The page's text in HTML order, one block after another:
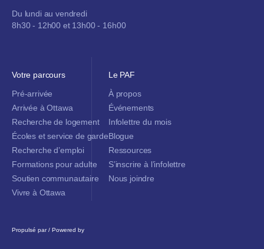
Du lundi au vendredi
8h30 - 12h00 et 13h00 - 16h00
Votre parcours
Pré-arrivée
Arrivée à Ottawa
Recherche de logement
Écoles et service de garde
Recherche d’emploi
Formations pour adulte
Soutien communautaire
Vivre à Ottawa
Le PAF
À propos
Événements
Infolettre du mois
Blogue
Ressources
S’inscrire à l’infolettre
Nous joindre
Propulsé par / Powered by